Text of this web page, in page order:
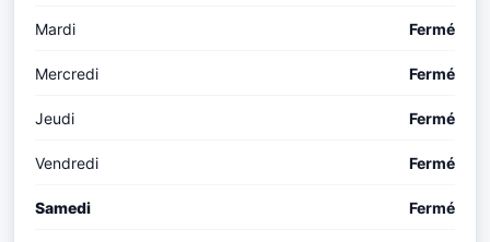
Mardi Fermé
Mercredi Fermé
Jeudi Fermé
Vendredi Fermé
Samedi Fermé